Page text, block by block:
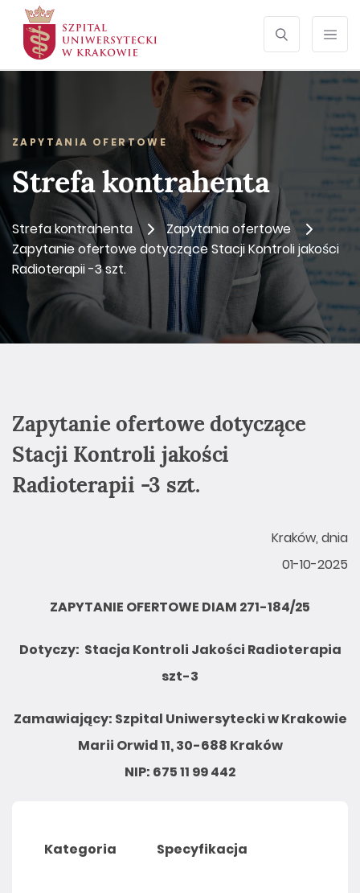
Otwórz
SZUKAJ
ZAPYTANIA OFERTOWE
Strefa kontrahenta
Strefa kontrahenta
Zapytania ofertowe
Zapytanie ofertowe dotyczące Stacji Kontroli jakości
Radioterapii -3 szt.
Zapytanie ofertowe dotyczące
Stacji Kontroli jakości
Radioterapii -3 szt.
Kraków, dnia
01-10-2025
ZAPYTANIE OFERTOWE DIAM 271-184/25
Dotyczy: Stacja Kontroli Jakości Radioterapia
szt-3
Zamawiający: Szpital Uniwersytecki w Krakowie
Marii Orwid 11, 30-688 Kraków
NIP: 675 11 99 442
Kategoria Specyfikacja